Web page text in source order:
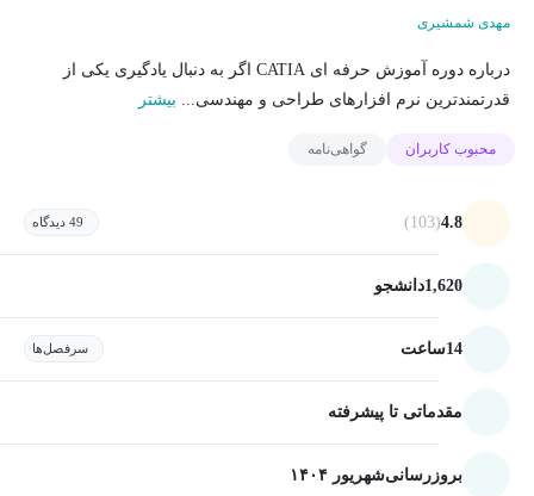
مهدی شمشیری
درباره دوره آموزش حرفه ای CATIA اگر به دنبال یادگیری یکی از
قدرتمندترین نرم افزارهای طراحی و مهندسی... بیشتر
محبوب کاربران گواهی‌نامه
4.8
(103) 49 دیدگاه
1,620دانشجو
14ساعت سرفصل‌ها
مقدماتی تا پیشرفته
بروزرسانیشهریور ۱۴۰۴